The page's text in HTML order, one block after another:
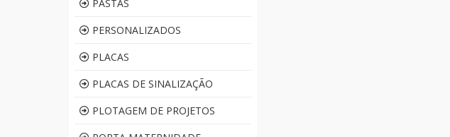
PASTAS
PERSONALIZADOS
PLACAS
PLACAS DE SINALIZAÇÃO
PLOTAGEM DE PROJETOS